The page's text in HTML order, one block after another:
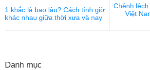
1 khắc là bao lâu? Cách tính giờ
khác nhau giữa thời xưa và nay
Chênh
Việt
Danh mục